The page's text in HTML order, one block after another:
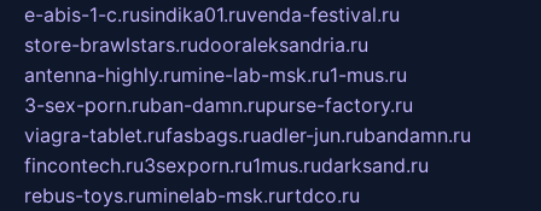
e-abis-1-c.rusindika01.ruvenda-festival.ru
store-brawlstars.rudooraleksandria.ru
antenna-highly.rumine-lab-msk.ru1-mus.ru
3-sex-porn.ruban-damn.rupurse-factory.ru
viagra-tablet.rufasbags.ruadler-jun.rubandamn.ru
fincontech.ru3sexporn.ru1mus.rudarksand.ru
rebus-toys.ruminelab-msk.rurtdco.ru